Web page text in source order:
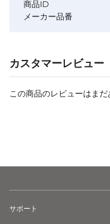
商品ID
メーカー品番
カスタマーレビュー
この商品のレビューはまだ
サポート